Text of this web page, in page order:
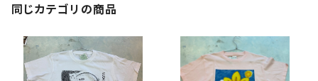
同じカテゴリの商品